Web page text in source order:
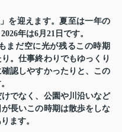
を迎えます。夏至は一年の
年は6月21日です。
まだ空に光が残るこの時期
。仕事終わりでもゆっくり
認しやすかったりと、この
でなく、公園や川沿いなど
長いこの時期は散歩をしな
ます。